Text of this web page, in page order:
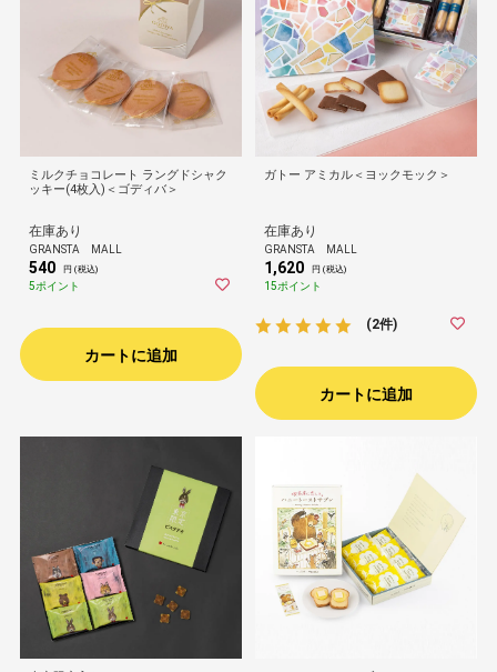
ミルクチョコレート ラングドシャク
ッキー(4枚入)＜ゴディバ＞
在庫あり
GRANSTA MALL
540 円 (税込)
5ポイント
カートに追加
ガトー アミカル＜ヨックモック＞
在庫あり
GRANSTA MALL
1,620 円 (税込)
15ポイント
(2件)
カートに追加